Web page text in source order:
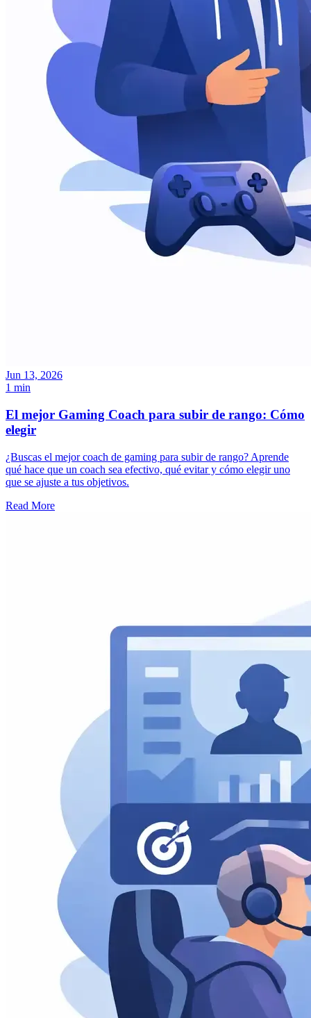
Jun 13, 2026
1 min
El mejor Gaming Coach para subir de rango: Cómo
elegir
¿Buscas el mejor coach de gaming para subir de rango? Aprende
qué hace que un coach sea efectivo, qué evitar y cómo elegir uno
que se ajuste a tus objetivos.
Read More